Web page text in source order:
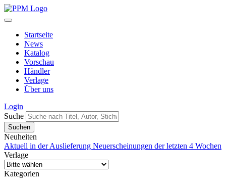
Startseite
News
Katalog
Vorschau
Händler
Verlage
Über uns
Login
Suche
Neuheiten
Aktuell in der Auslieferung Neuerscheinungen der letzten 4 Wochen
Verlage
Kategorien